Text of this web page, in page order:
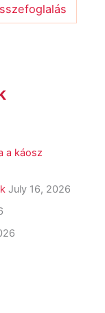
a káosz
July 16, 2026